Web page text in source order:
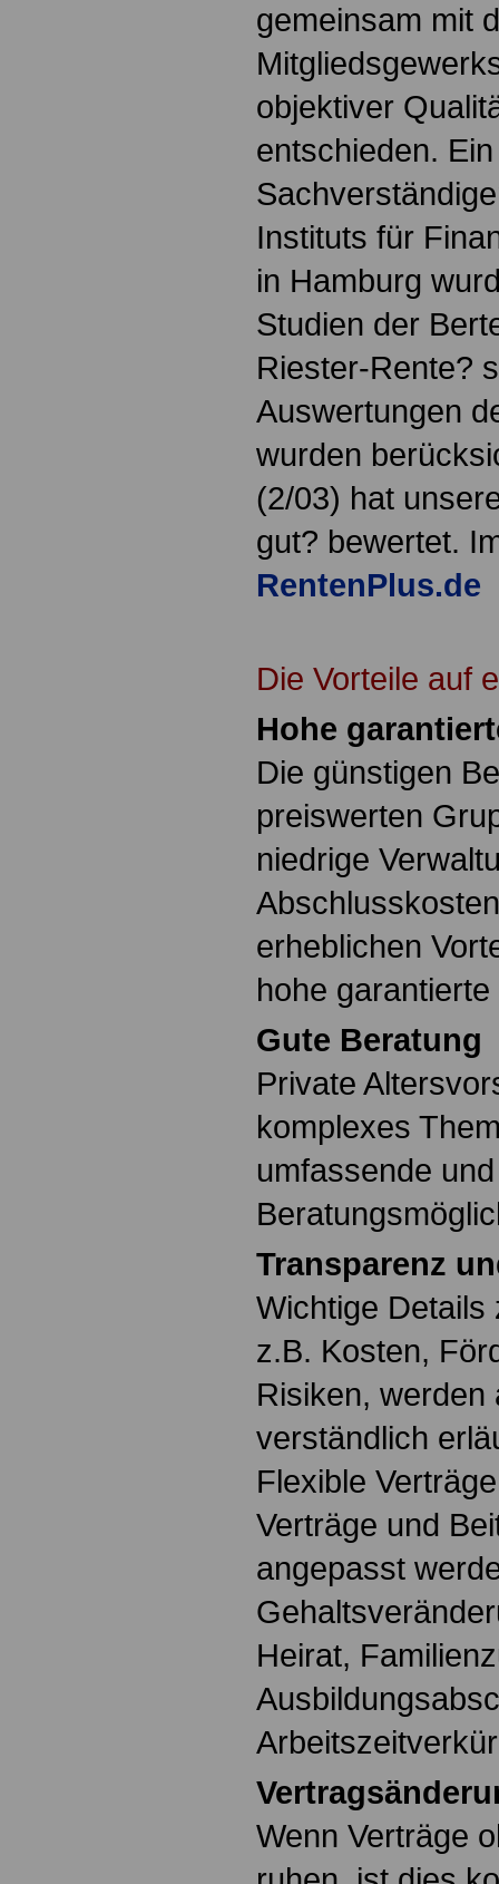
gemeinsam mit
objektiver
entschieden. Ein
Instituts für
in Hamburg
Studien der
Riester-Rente?
Auswertungen
wurden
(2/03) hat
gut? bewertet.
RentenPlus.de
Die Vorteile auf
Hohe
Die günstigen
preiswerten
niedrige
erheblichen
hohe
Gute Beratung
Private
komplexes
umfassende
Transparenz
Wichtige Details
z.B. Kosten,
Risiken, werden
verständlich
Flexible
Verträge und
angepasst
Heirat,
Wenn Verträge